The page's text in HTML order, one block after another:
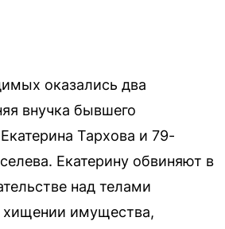
оказались два
внучка бывшего
Тархова и 79-
Екатерину обвиняют в
над телами
имущества,